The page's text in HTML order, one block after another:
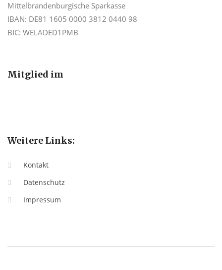
Mittelbrandenburgische Sparkasse
IBAN: DE81 1605 0000 3812 0440 98
BIC: WELADED1PMB
Mitglied im
Weitere Links:
Kontakt
Datenschutz
Impressum